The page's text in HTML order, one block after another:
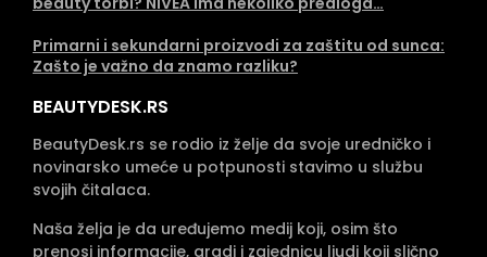
Primarni i sekundarni proizvodi za zaštitu od sunca:
Zašto je važno da znamo razliku?
BEAUTYDESK.RS
BeautyDesk.rs se rodio iz želje da svoje uredničko i
novinarsko umeće u potpunosti stavimo u službu
svojih čitalaca.
Naša želja je da uređujemo medij koji, osim što
prenosi informacije, gradi i zajednicu ljudi koji slično